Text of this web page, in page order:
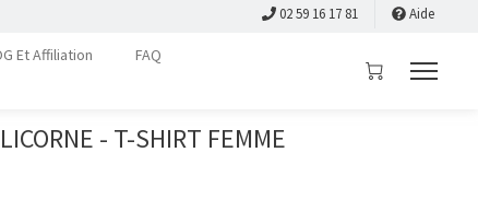
02 59 16 17 81 Aide
Et Affiliation
FAQ
- T-SHIRT FEMME